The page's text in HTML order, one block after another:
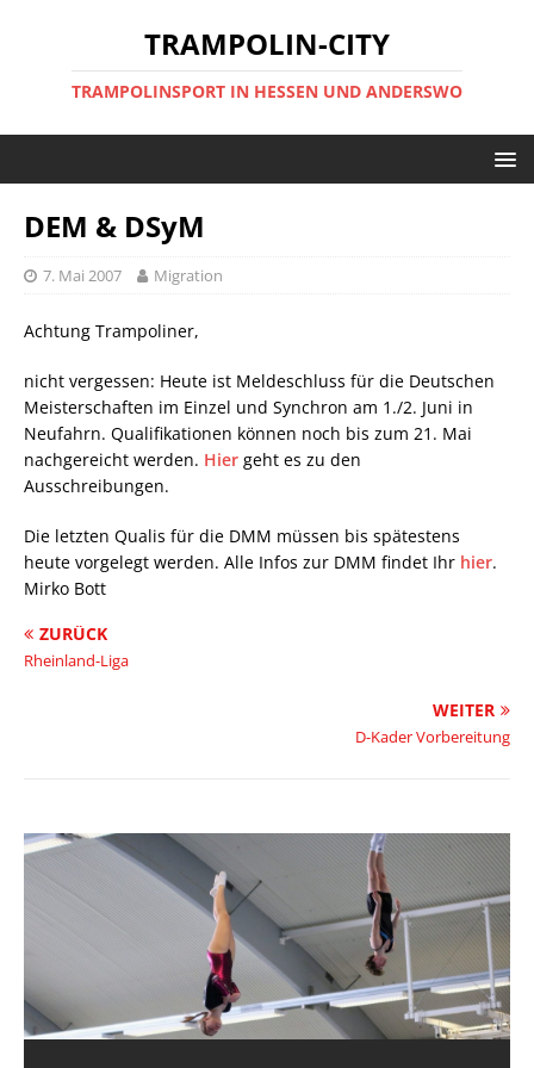
TRAMPOLIN-CITY
TRAMPOLINSPORT IN HESSEN UND ANDERSWO
DEM & DSyM
7. Mai 2007 Migration
Achtung Trampoliner,
nicht vergessen: Heute ist Meldeschluss für die Deutschen
Meisterschaften im Einzel und Synchron am 1./2. Juni in
Neufahrn. Qualifikationen können noch bis zum 21. Mai
nachgereicht werden. Hier geht es zu den
Ausschreibungen.
Die letzten Qualis für die DMM müssen bis spätestens
heute vorgelegt werden. Alle Infos zur DMM findet Ihr hier.
Mirko Bott
ZURÜCK
Rheinland-Liga
WEITER
D-Kader Vorbereitung